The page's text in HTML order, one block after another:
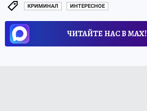
КРИМИНАЛ ИНТЕРЕСНОЕ
ЧИТАЙТЕ НАС В МАХ!